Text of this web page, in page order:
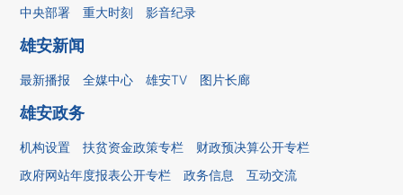
中央部署 重大时刻 影音纪录
雄安新闻
最新播报 全媒中心 雄安TV 图片长廊
雄安政务
机构设置 扶贫资金政策专栏
财政预决算公开专栏
政府网站年度报表公开专栏
政务信息 互动交流